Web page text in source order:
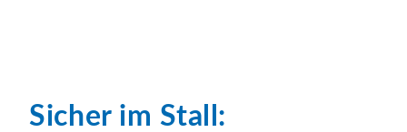
Sicher im Stall: